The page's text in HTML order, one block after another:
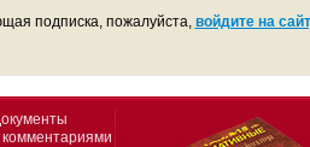
подписка, пожалуйста, войдите на
комментариями